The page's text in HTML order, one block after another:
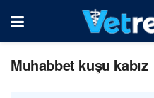
Muhabbet kuşu kabız